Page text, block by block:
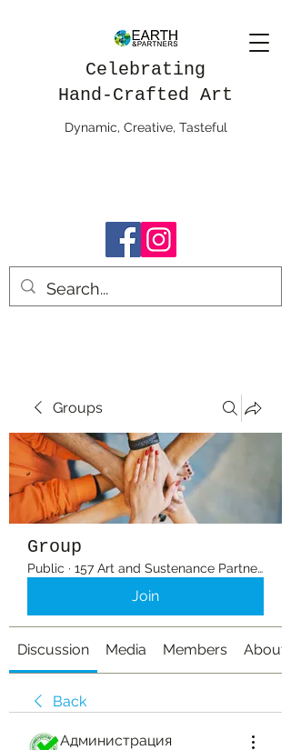
Celebrating
Hand-Crafted Art
Dynamic, Creative, Tasteful
Groups
Group
Public · 157 Art and Sustenance Partners
Join
Discussion Media Members About
Back
Администрация